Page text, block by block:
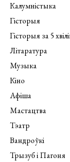
Калумністыка
Гісторыя
Гісторыя за 5
Літаратура
Музыка
Кіно
Афіша
Мастацтва
Тэатр
Вандроўкі
Трызуб і Пагоня